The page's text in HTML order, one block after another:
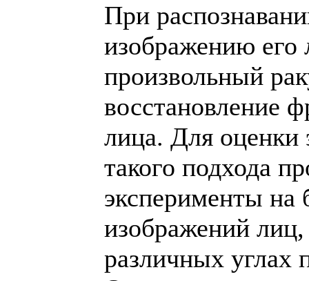
При
изображению
произвольный
восстановление
лица. Для оценки
такого подхода
эксперименты на
изображений
различных углах